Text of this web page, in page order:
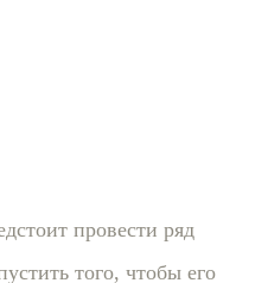
провести ряд
того, чтобы его